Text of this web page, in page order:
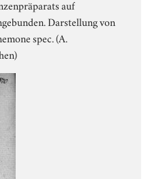
auf
Darstellung von
spec. (A.